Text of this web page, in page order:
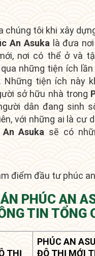
chúng tôi khi xây
An Asukalà đưa
, nơi có thể ở và
những tiện ích
Những tiện ích này
sở hữu nhà trong
dân đang sinh
với những ai là cư
An Asuka sẽ có
PHÚC AN
TIN TỔNG
THỊ
PHÚC AN
ĐÔ THỊ MỚI